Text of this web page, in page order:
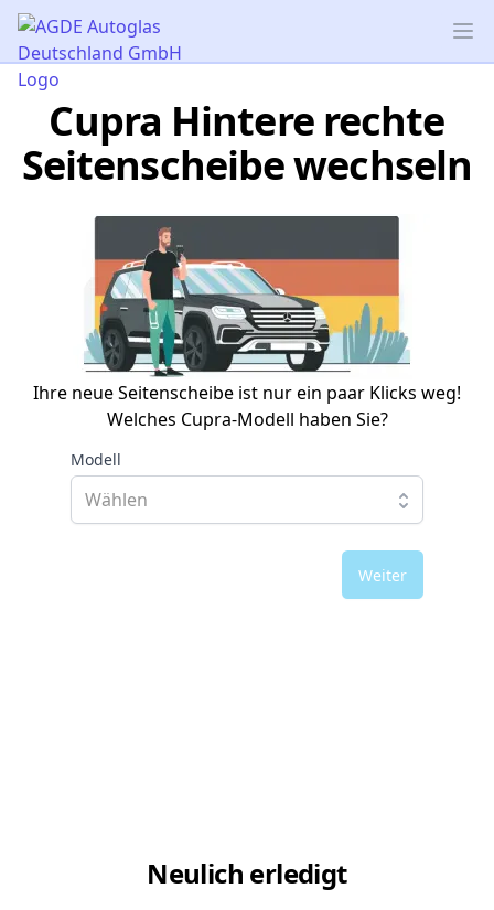
AGDE Autoglas Deutschland GmbH
Cupra Hintere rechte
Seitenscheibe wechseln
Ihre neue Seitenscheibe ist nur ein paar Klicks weg!
Welches Cupra-Modell haben Sie?
Modell
Weiter
Neulich erledigt